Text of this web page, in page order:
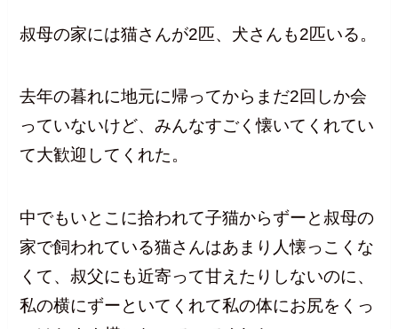
叔母の家には猫さんが2匹、犬さんも2匹いる。
去年の暮れに地元に帰ってからまだ2回しか会
っていないけど、みんなすごく懐いてくれてい
て大歓迎してくれた。
中でもいとこに拾われて子猫からずーと叔母の
家で飼われている猫さんはあまり人懐っこくな
くて、叔父にも近寄って甘えたりしないのに、
私の横にずーといてくれて私の体にお尻をくっ